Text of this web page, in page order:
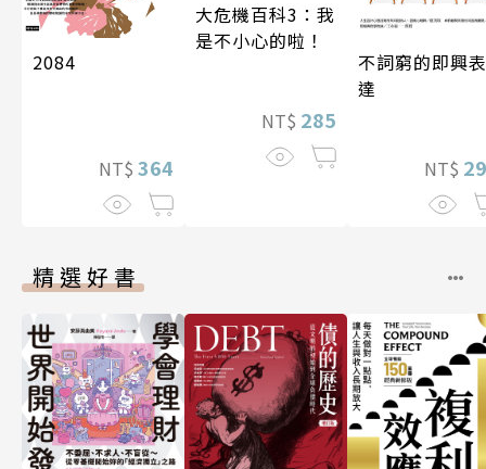
2084
NT$ 364
大危機百科3：我
是不小心的啦！
NT$ 285
不詞窮的即興表
達
NT$
精選好書